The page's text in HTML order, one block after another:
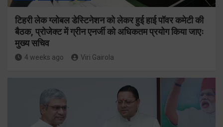
टिहरी लेक ग्लोबल डेस्टिनेशन को लेकर हुई हाई पॉवर कमेटी की
बैठक, प्रोजेक्ट में ग्रीन एनर्जी को अधिकतम प्रयोग किया जाएः
मुख्य सचिव
4 weeks ago Viri Gairola